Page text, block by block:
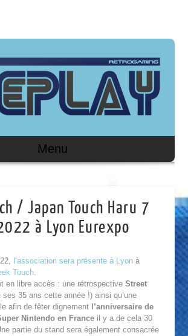
Menu
/ Japan Touch Haru 7
à Lyon Eurexpo
l’association sera présente à Lyonà
Touch.
en libre accès : une rétrospective Street
35 ans cette année !) ainsi qu’une
afin de fêter dignement l’anniversaire de
Nintendo en Franceil y a de cela 30
partie du stand sera également consacrée